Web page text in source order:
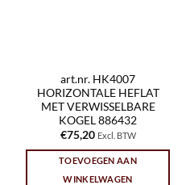
art.nr. HK4007
HORIZONTALE HEFLAT
MET VERWISSELBARE
KOGEL 886432
€75,20 Excl. BTW
TOEVOEGEN AAN
WINKELWAGEN